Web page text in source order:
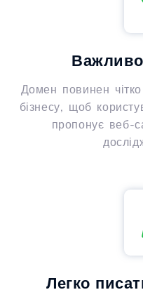
Домен повинен
бізнесу, щоб
пропонує веб-
Легко